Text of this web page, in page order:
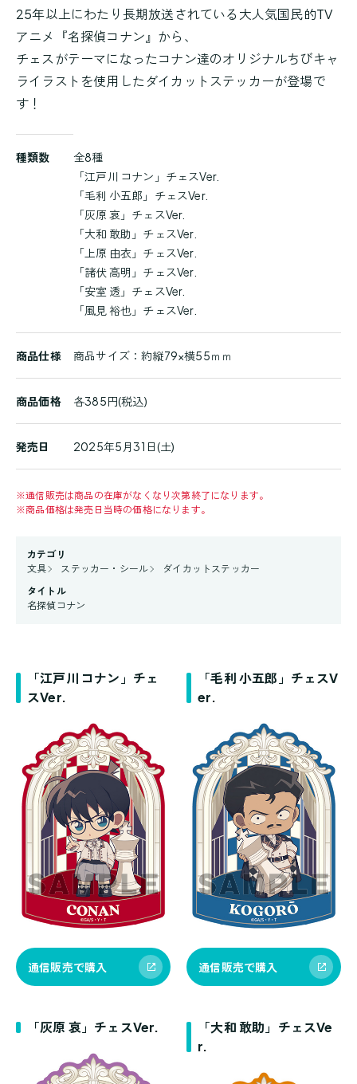
25年以上にわたり長期放送されている大人気国民的TV
アニメ『名探偵コナン』から、
チェスがテーマになったコナン達のオリジナルちびキャ
ライラストを使用したダイカットステッカーが登場で
す！
品
種類数
全8種
「江戸川 コナン」チェスVer.
「毛利 小五郎」チェスVer.
「灰原 哀」チェスVer.
「大和 敢助」チェスVer.
「上原 由衣」チェスVer.
「諸伏 高明」チェスVer.
「安室 透」チェスVer.
「風見 裕也」チェスVer.
商品仕様 商品サイズ：約縦79×横55ｍｍ
商品価格 各385円(税込)
発売日 2025年5月31日(土)
※通信販売は商品の在庫がなくなり次第終了になります。
※商品価格は発売日当時の価格になります。
カテゴリ
文具
ステッカー・シール
ダイカットステッカー
タイトル
名探偵コナン
「江戸川 コナン」チェ
スVer.
通信販売で購入
「毛利 小五郎」チェスV
er.
通信販売で購入
「灰原 哀」チェスVer.
「大和 敢助」チェスVe
r.